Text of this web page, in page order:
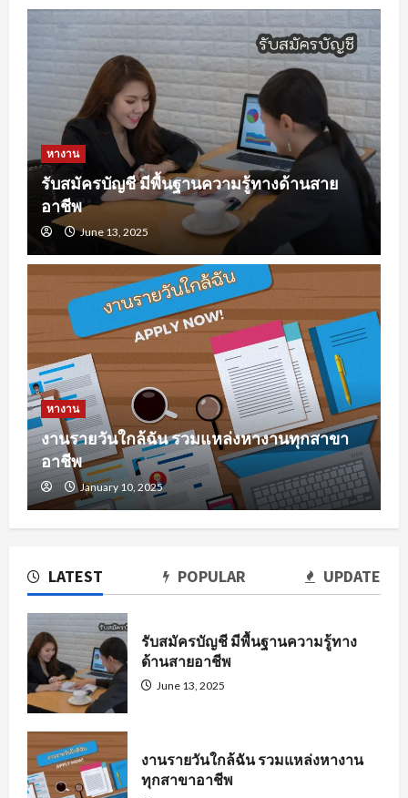
LATEST POPULAR UPDATE
รับสมัครบัญชี มีพื้นฐานความรู้ทาง
ด้านสายอาชีพ
June 13, 2025
งานรายวันใกล้ฉัน รวมแหล่งหางาน
ทุกสาขาอาชีพ
หางาน
รับสมัครบัญชี มีพื้นฐานความรู้ทางด้านสาย
อาชีพ
June 13, 2025
หางาน
งานรายวันใกล้ฉัน รวมแหล่งหางานทุกสาขา
อาชีพ
January 10, 2025